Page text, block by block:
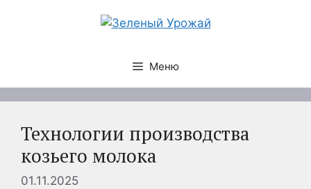
Меню
Технологии производства
козьего молока
01.11.2025